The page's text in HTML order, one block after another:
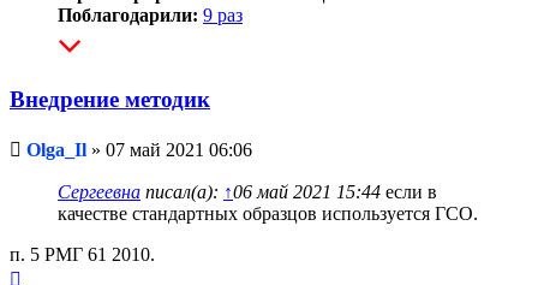
Поблагодарили: 9 раз
Внедрение методик
Непрочитанное
сообщение
Olga_Il » 07 май 2021 06:06
Сергеевна писал(а): ↑06 май 2021 15:44 если в
качестве стандартных образцов используется ГСО.
п. 5 РМГ 61 2010.